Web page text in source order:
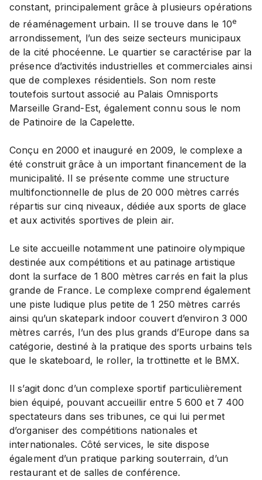
constant, principalement grâce à plusieurs opérations
de réaménagement urbain. Il se trouve dans le 10e
arrondissement, l’un des seize secteurs municipaux
de la cité phocéenne. Le quartier se caractérise par la
présence d’activités industrielles et commerciales ainsi
que de complexes résidentiels. Son nom reste
toutefois surtout associé au Palais Omnisports
Marseille Grand-Est, également connu sous le nom
de Patinoire de la Capelette.
Conçu en 2000 et inauguré en 2009, le complexe a
été construit grâce à un important financement de la
municipalité. Il se présente comme une structure
multifonctionnelle de plus de 20 000 mètres carrés
répartis sur cinq niveaux, dédiée aux sports de glace
et aux activités sportives de plein air.
Le site accueille notamment une patinoire olympique
destinée aux compétitions et au patinage artistique
dont la surface de 1 800 mètres carrés en fait la plus
grande de France. Le complexe comprend également
une piste ludique plus petite de 1 250 mètres carrés
ainsi qu’un skatepark indoor couvert d’environ 3 000
mètres carrés, l’un des plus grands d’Europe dans sa
catégorie, destiné à la pratique des sports urbains tels
que le skateboard, le roller, la trottinette et le BMX.
Il s’agit donc d’un complexe sportif particulièrement
bien équipé, pouvant accueillir entre 5 600 et 7 400
spectateurs dans ses tribunes, ce qui lui permet
d’organiser des compétitions nationales et
internationales. Côté services, le site dispose
également d’un pratique parking souterrain, d’un
restaurant et de salles de conférence.